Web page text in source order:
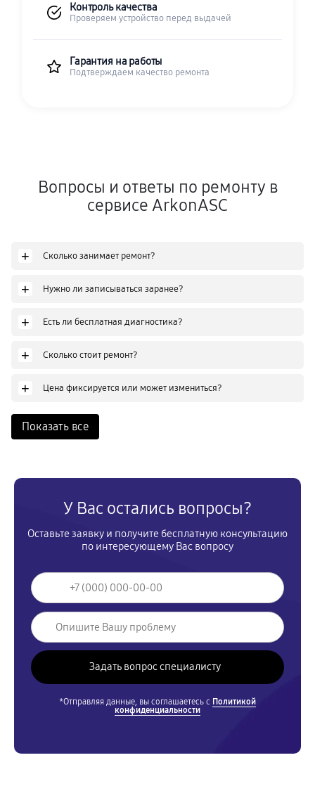
Контроль качества
Проверяем устройство перед выдачей
Гарантия на работы
Подтверждаем качество ремонта
Вопросы и ответы по ремонту в
сервисе ArkonASC
+ Сколько занимает ремонт?
+ Нужно ли записываться заранее?
+ Есть ли бесплатная диагностика?
+ Сколько стоит ремонт?
+ Цена фиксируется или может измениться?
Показать все
У Вас остались вопросы?
Оставьте заявку и получите бесплатную консультацию
по интересующему Вас вопросу
*Отправляя данные, вы соглашаетесь с Политикой
конфиденциальности